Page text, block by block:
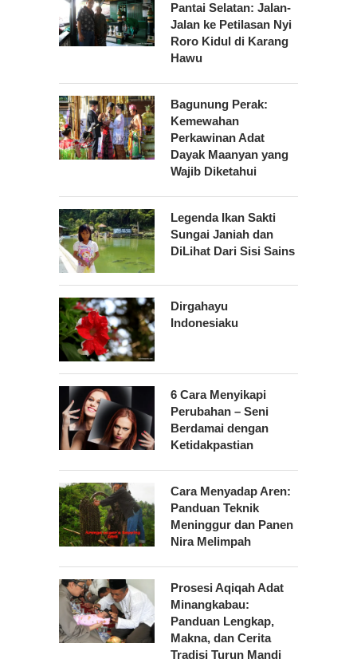
Pantai Selatan: Jalan-
Jalan ke Petilasan Nyi
Roro Kidul di Karang
Hawu
Bagunung Perak:
Kemewahan
Perkawinan Adat
Dayak Maanyan yang
Wajib Diketahui
Legenda Ikan Sakti
Sungai Janiah dan
DiLihat Dari Sisi Sains
Dirgahayu
Indonesiaku
6 Cara Menyikapi
Perubahan – Seni
Berdamai dengan
Ketidakpastian
Cara Menyadap Aren:
Panduan Teknik
Meninggur dan Panen
Nira Melimpah
Prosesi Aqiqah Adat
Minangkabau:
Panduan Lengkap,
Makna, dan Cerita
Tradisi Turun Mandi